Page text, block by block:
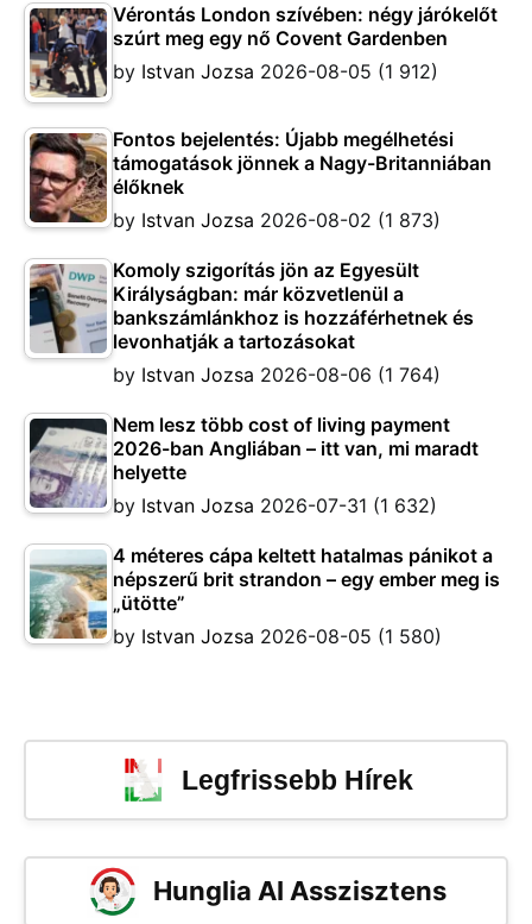
Vérontás London szívében: négy járókelőt
szúrt meg egy nő Covent Gardenben
by Istvan Jozsa 2026-08-05 (1 912)
Fontos bejelentés: Újabb megélhetési
támogatások jönnek a Nagy-Britanniában
élőknek
by Istvan Jozsa 2026-08-02 (1 873)
Komoly szigorítás jön az Egyesült
Királyságban: már közvetlenül a
bankszámlánkhoz is hozzáférhetnek és
levonhatják a tartozásokat
by Istvan Jozsa 2026-08-06 (1 764)
Nem lesz több cost of living payment
2026-ban Angliában – itt van, mi maradt
helyette
by Istvan Jozsa 2026-07-31 (1 632)
4 méteres cápa keltett hatalmas pánikot a
népszerű brit strandon – egy ember meg is
„ütötte”
by Istvan Jozsa 2026-08-05 (1 580)
Legfrissebb Hírek
Hunglia AI Asszisztens